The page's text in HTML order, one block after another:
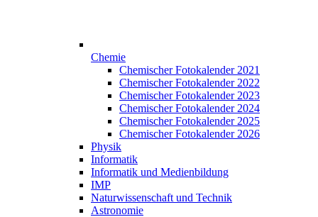
Chemie
Chemischer Fotokalender 2021
Chemischer Fotokalender 2022
Chemischer Fotokalender 2023
Chemischer Fotokalender 2024
Chemischer Fotokalender 2025
Chemischer Fotokalender 2026
Physik
Informatik
Informatik und Medienbildung
IMP
Naturwissenschaft und Technik
Astronomie